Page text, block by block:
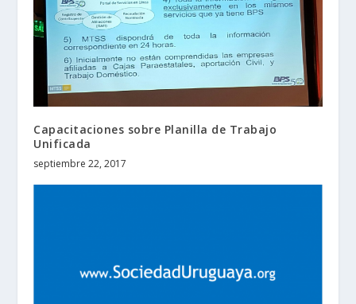
Capacitaciones sobre Planilla de Trabajo
Unificada
septiembre 22, 2017